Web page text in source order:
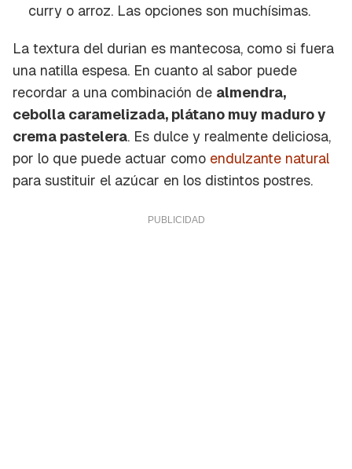
INICIAR SESIÓN CANCELAR
curry o arroz. Las opciones son muchísimas.
La textura del durian es mantecosa, como si fuera
una natilla espesa. En cuanto al sabor puede
recordar a una combinación de almendra,
cebolla caramelizada, plátano muy maduro y
crema pastelera. Es dulce y realmente deliciosa,
por lo que puede actuar como endulzante natural
para sustituir el azúcar en los distintos postres.
ACEPTAR